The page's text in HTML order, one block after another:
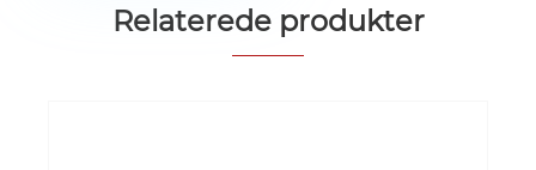
Relaterede produkter